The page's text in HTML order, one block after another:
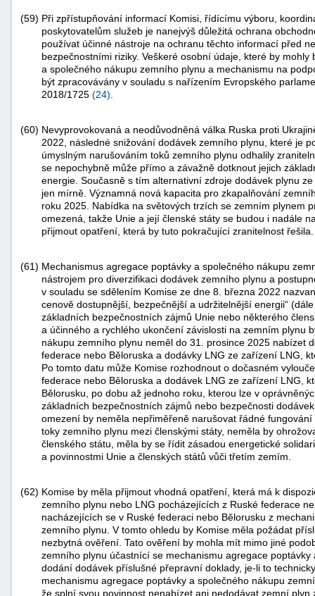
(59) Při zpřístupňování informací Komisi, řídícímu výboru,
poskytovatelům služeb je nanejvýš důležitá ochrana
používat účinné nástroje na ochranu těchto informací před
bezpečnostními riziky. Veškeré osobní údaje, které by
a společného nákupu zemního plynu a mechanismu na
být zpracovávány v souladu s nařízením Evropského
2018/1725 (24)
(60) Nevyprovokovaná a neodůvodněná válka Ruska proti
2022, následné snižování dodávek zemního plynu, které je
úmyslným narušováním toků zemního plynu odhalily
se nepochybně může přímo a závažně dotknout jejich
energie. Současně s tím alternativní zdroje dodávek plynu
jen mírně. Významná nová kapacita pro zkapalňování
roku 2025. Nabídka na světových trzích se zemním plynem
omezená, takže Unie a její členské státy se budou i nadále
přijmout opatření, která by tuto pokračující zranitelnost řešila.
(61) Mechanismus agregace poptávky a společného nákupu
nástrojem pro diverzifikaci dodávek zemního plynu a
v souladu se sdělením Komise ze dne 8. března 2022
cenově dostupnější, bezpečnější a udržitelnější energii“
základních bezpečnostních zájmů Unie nebo některého
a účinného a rychlého ukončení závislosti na zemním plynu
nákupu zemního plynu neměl do 31. prosince 2025 nabízet
federace nebo Běloruska a dodávky LNG ze zařízení LNG,
Po tomto datu může Komise rozhodnout o dočasném
federace nebo Běloruska a dodávek LNG ze zařízení LNG,
Bělorusku, po dobu až jednoho roku, kterou lze v
základních bezpečnostních zájmů nebo bezpečnosti
omezení by neměla nepřiměřeně narušovat řádné
toky zemního plynu mezi členskými státy, neměla by
členského státu, měla by se řídit zásadou energetické
a povinnostmi Unie a členských států vůči třetím zemím.
(62) Komise by měla přijmout vhodná opatření, která má k
zemního plynu nebo LNG pocházejících z Ruské federace
nacházejících se v Ruské federaci nebo Bělorusku z
zemního plynu. V tomto ohledu by Komise měla požádat
nezbytná ověření. Tato ověření by mohla mít mimo jiné
zemního plynu účastnící se mechanismu agregace
dodání dodávek příslušné přepravní doklady, je-li to
mechanismu agregace poptávky a společného nákupu
že splní svou povinnost nenabízet ani nedodávat zemní